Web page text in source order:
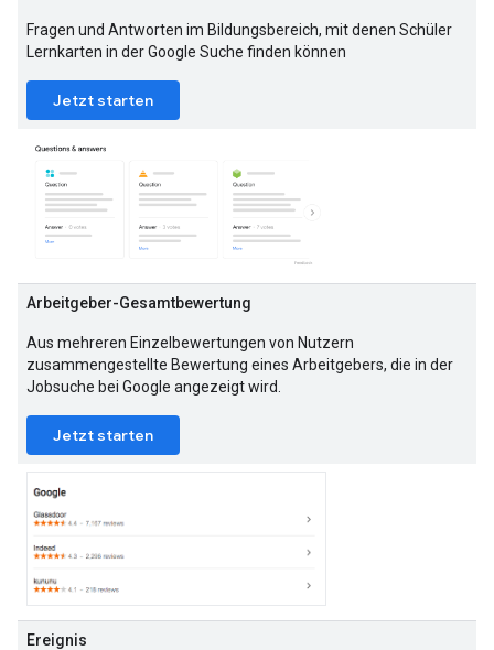
Fragen und Antworten im Bildungsbereich, mit denen Schüler
Lernkarten in der Google Suche finden können
Jetzt starten
Arbeitgeber-Gesamtbewertung
Aus mehreren Einzelbewertungen von Nutzern
zusammengestellte Bewertung eines Arbeitgebers, die in der
Jobsuche bei Google angezeigt wird.
Jetzt starten
Ereignis